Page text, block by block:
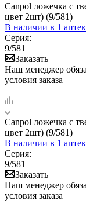
Canpol ложечка с
цвет 2шт) (9/581)
В наличии в 1
Серия:
9/581
Заказать
Наш менеджер
условия заказа
Canpol ложечка с
цвет 2шт) (9/581)
В наличии в 1
Серия:
9/581
Заказать
Наш менеджер
условия заказа